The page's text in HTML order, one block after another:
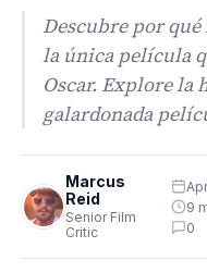
Descubre por
la única película
Oscar. Explore la
galardonada
Marcus
Reid
Senior Film
Critic
9
0